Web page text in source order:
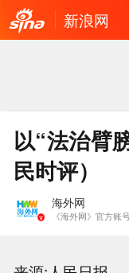
新浪网
以“法治臂
民时评）
海外网
《海外网》官方账